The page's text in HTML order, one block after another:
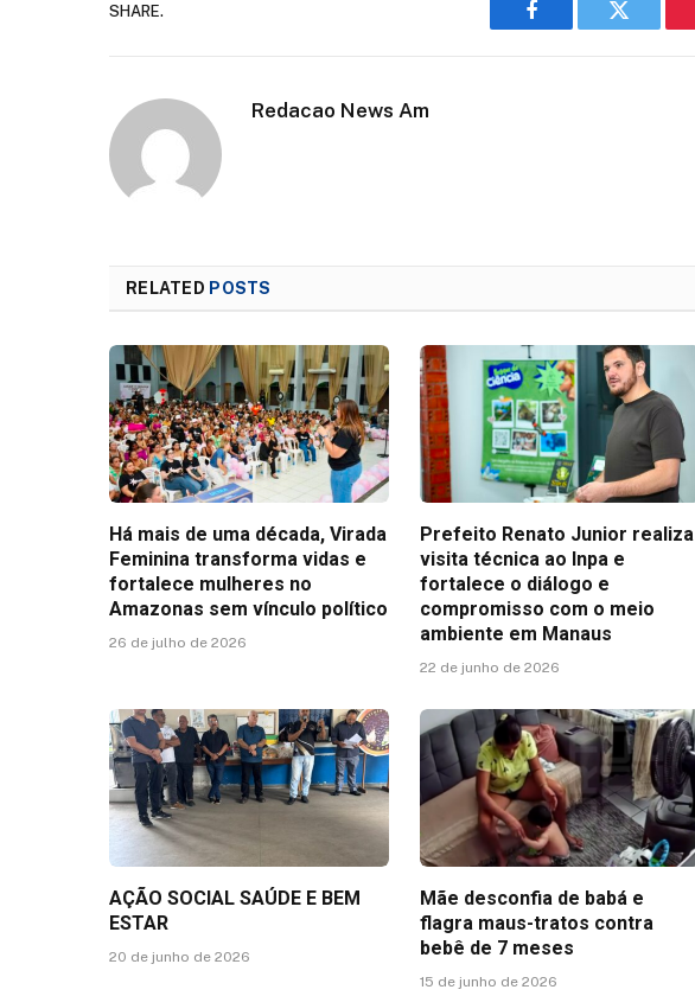
SHARE.
Facebook Twitter
Redacao News Am
RELATED POSTS
Há mais de uma década, Virada
Feminina transforma vidas e
fortalece mulheres no
Amazonas sem vínculo político
26 de julho de 2026
Prefeito Renato Junior realiza
visita técnica ao Inpa e
fortalece o diálogo e
compromisso com o meio
ambiente em Manaus
22 de junho de 2026
AÇÃO SOCIAL SAÚDE E BEM
ESTAR
20 de junho de 2026
Mãe desconfia de babá e
flagra maus-tratos contra
bebê de 7 meses
15 de junho de 2026